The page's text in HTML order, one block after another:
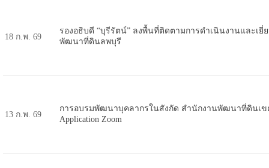
18 ก.พ. 69
รองอธิบดี “บุรีรัตน์” ลงพื้นที่ติดตามการดำเนินงานและเยี่
พัฒนาที่ดินลพบุรี
13 ก.พ. 69
การอบรมพัฒนาบุคลากรในสังกัด สำนักงานพัฒนาที่ดินเข
Application Zoom